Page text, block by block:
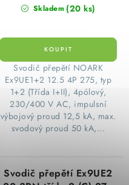
Skladem (20 ks)
​Svodič přepětí NOARK
Ex9UE1+2 12.5 4P 275, typ
1+2 (Třída I+II), 4pólový,
230/400 V AC, impulsní
výbojový proud 12,5 kA, max.
svodový proud 50 kA,...
Svodič přepětí Ex9UE2